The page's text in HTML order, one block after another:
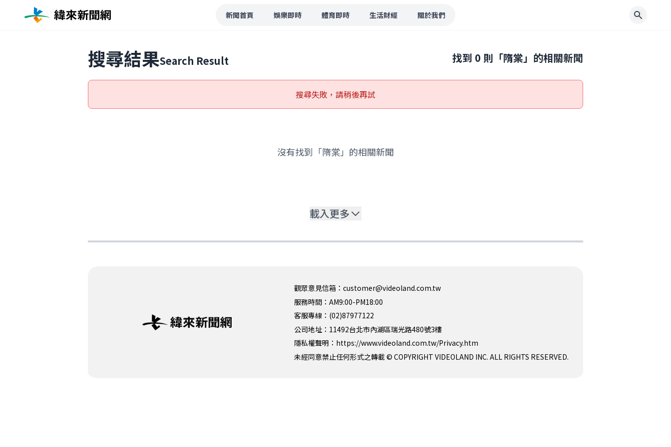
新聞首頁 娛樂即時 體育即時 生活財經 關於我們
搜尋結果Search Result 找到 0 則「隋棠」的相關新聞
搜尋失敗，請稍後再試
沒有找到「隋棠」的相關新聞
載入更多
觀眾意見信箱：customer@videoland.com.tw
服務時間：AM9:00-PM18:00
客服專線：(02)87977122
公司地址：11492台北市內湖區瑞光路480號3樓
隱私權聲明： https://www.videoland.com.tw/Privacy.htm
未經同意禁止任何形式之轉載 © COPYRIGHT VIDEOLAND INC. ALL RIGHTS RESERVED.